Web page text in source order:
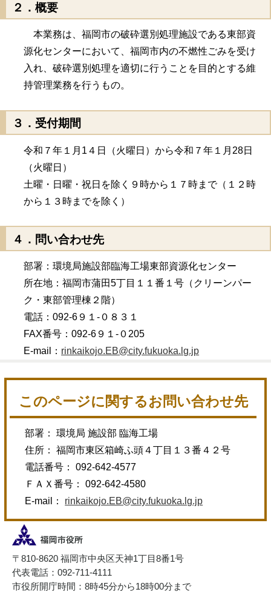
２．概要
本業務は、福岡市の破砕選別処理施設である東部資
源化センターにおいて、福岡市内の不燃性ごみを受け
入れ、破砕選別処理を適切に行うことを目的とする維
持管理業務を行うもの。
３．受付期間
令和７年１月1４日（火曜日）から令和７年１月28日
（火曜日）
土曜・日曜・祝日を除く９時から１７時まで（１２時
から１３時までを除く）
４．問い合わせ先
部署：環境局施設部臨海工場東部資源化センター
所在地：福岡市蒲田5丁目１１番１号（クリーンパー
ク・東部管理棟２階）
電話：092-6９１-０８３１
FAX番号：092-6９１-０205
E-mail： rinkaikojo.EB@city.fukuoka.lg.jp
このページに関するお問い合わせ先
部署： 環境局 施設部 臨海工場
住所： 福岡市東区箱崎ふ頭４丁目１３番４２号
電話番号： 092-642-4577
ＦＡＸ番号： 092-642-4580
E-mail： rinkaikojo.EB@city.fukuoka.lg.jp
〒810-8620 福岡市中央区天神1丁目8番1号
代表電話：092-711-4111
市役所開庁時間：8時45分から18時00分まで